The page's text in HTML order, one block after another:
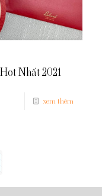
Nhất 2021
xem thêm